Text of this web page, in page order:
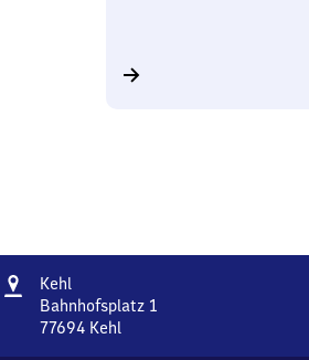
Adresse
Kehl
Bahnhofsplatz 1
77694 Kehl